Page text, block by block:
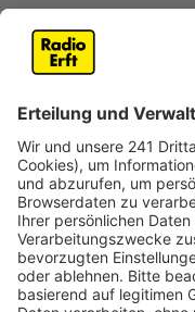
Auf diese
haben gemeinsame
"Don't Let Me
Track wurde als ein
veröffentlicht und
unbeschwert daher -
hat. Es ist übrigens
Veröffentlichung
2019.